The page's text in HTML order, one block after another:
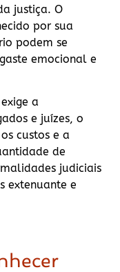
justiça. O
por sua
podem se
emocional e
a
e juízes, o
custos e a
de
judiciais
extenuante e